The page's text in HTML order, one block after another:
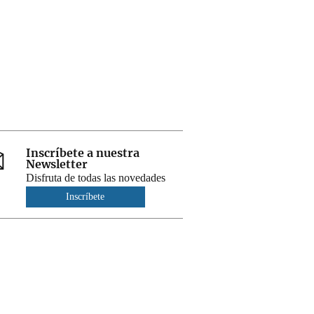
Inscríbete a nuestra
Newsletter
Disfruta de todas las novedades
Inscríbete